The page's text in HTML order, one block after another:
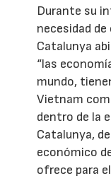
Durante su
necesidad
Catalunya
“las
mundo,
Vietnam
dentro de la
Catalunya,
económico
ofrece para